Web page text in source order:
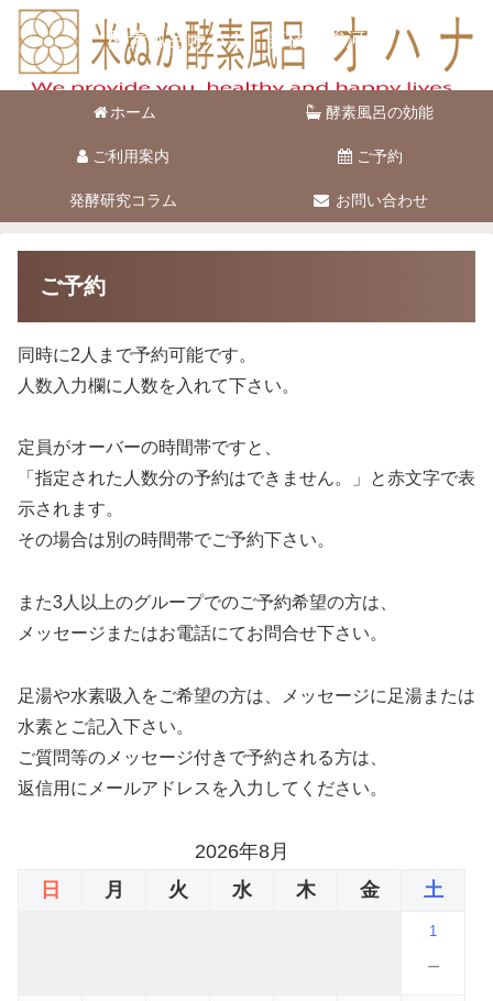
酵素風呂オハナ 藤枝市駿河台
ホーム 酵素風呂の効能
ご利用案内 ご予約
発酵研究コラム お問い合わせ
ご予約
同時に2人まで予約可能です。
人数入力欄に人数を入れて下さい。
定員がオーバーの時間帯ですと、
「指定された人数分の予約はできません。」と赤文字で表
示されます。
その場合は別の時間帯でご予約下さい。
また3人以上のグループでのご予約希望の方は、
メッセージまたはお電話にてお問合せ下さい。
足湯や水素吸入をご希望の方は、メッセージに足湯または
水素とご記入下さい。
ご質問等のメッセージ付きで予約される方は、
返信用にメールアドレスを入力してください。
2026年8月
日
月 火 水 木 金 土
1
－